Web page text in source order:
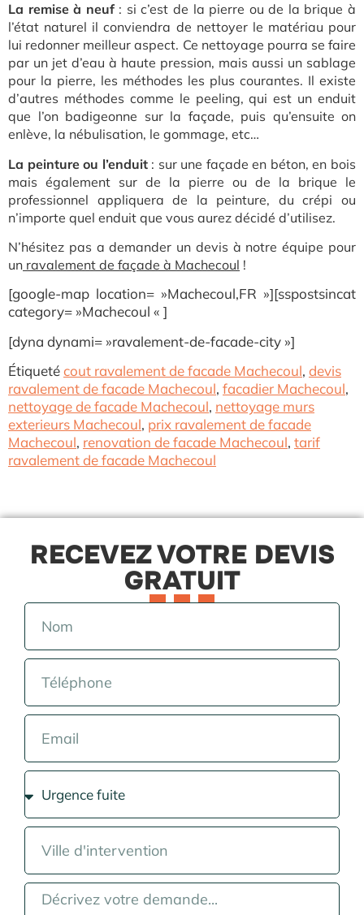
La remise à neuf: si c’est de la pierre ou de la brique à
l’état naturel il conviendra de nettoyer le matériau pour
lui redonner meilleur aspect. Ce nettoyage pourra se faire
par un jet d’eau à haute pression, mais aussi un sablage
pour la pierre, les méthodes les plus courantes. Il existe
d’autres méthodes comme le peeling, qui est un enduit
que l’on badigeonne sur la façade, puis qu’ensuite on
enlève, la nébulisation, le gommage, etc…
La peinture ou l’enduit : sur une façade en béton, en bois
mais également sur de la pierre ou de la brique le
professionnel appliquera de la peinture, du crépi ou
n’importe quel enduit que vous aurez décidé d’utilisez.
N’hésitez pas a demander un devis à notre équipe pour
un ravalement de façade à Machecoul !
[google-map location= »Machecoul,FR »][sspostsincat
category= »Machecoul « ]
[dyna dynami= »ravalement-de-facade-city »]
Étiquetécout ravalement de facade Machecoul, devis
ravalement de facade Machecoul, facadier Machecoul,
nettoyage de facade Machecoul, nettoyage murs
exterieurs Machecoul, prix ravalement de facade
Machecoul, renovation de facade Machecoul, tarif
ravalement de facade Machecoul
RECEVEZ VOTRE DEVIS
GRATUIT